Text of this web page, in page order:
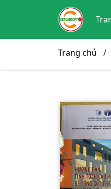
Trang chủ /